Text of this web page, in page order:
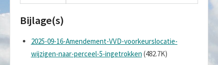
Bijlage(s)
2025-09-16-Amendement-VVD-voorkeurslocatie-
wijzigen-naar-perceel-5-ingetrokken (482.7K)